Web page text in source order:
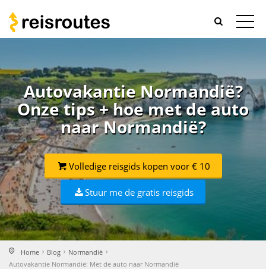
Autovakantie Normandië?
Onze tips + hoe met de auto
naar Normandië?
Volledige reisgids kopen voor € 10
Stuur me de gratis reisgids
Home Blog
Normandië
Autovakantie Normandië: Met de auto naar Normandië